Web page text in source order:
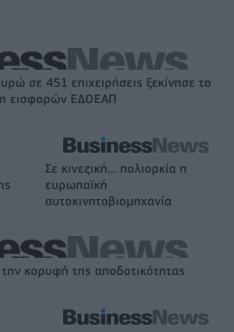
σε 451 επιχειρήσεις ξεκίνησε το
εισφορών ΕΔΟΕΑΠ
Σε κινεζική… πολιορκία η
ευρωπαϊκή
αυτοκινητοβιομηχανία
κορυφή της αποδοτικότητας